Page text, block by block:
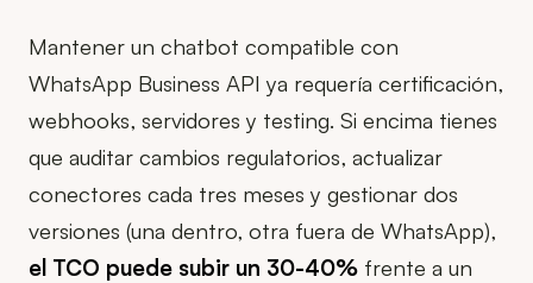
Mantener un chatbot compatible con
WhatsApp Business API ya requería certificación,
webhooks, servidores y testing. Si encima tienes
que auditar cambios regulatorios, actualizar
conectores cada tres meses y gestionar dos
versiones (una dentro, otra fuera de WhatsApp),
el TCO puede subir un 30-40% frente a un